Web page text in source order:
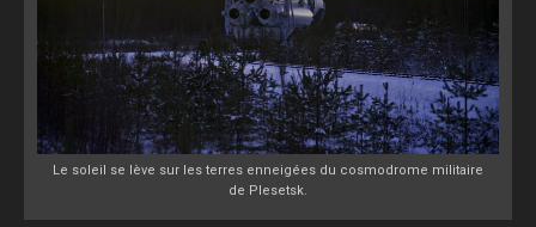
Le soleil se lève sur les terres enneigées du cosmodrome militaire
de Plesetsk.